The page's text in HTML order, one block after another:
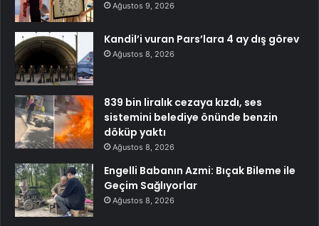
Ağustos 9, 2026
Kandil’i vuran Pars’lara 4 ay dış görev
Ağustos 8, 2026
839 bin liralık cezaya kızdı, ses
sistemini belediye önünde benzin
döküp yaktı
Ağustos 8, 2026
Engelli Babanın Azmi: Bıçak Bileme ile
Geçim Sağlıyorlar
Ağustos 8, 2026